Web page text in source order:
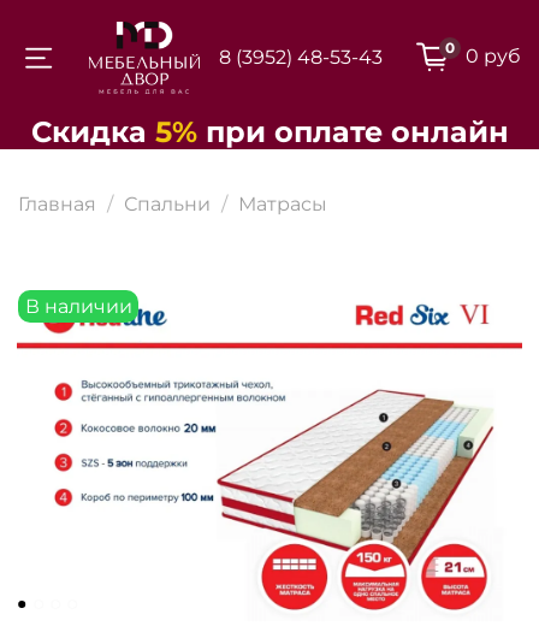
8 (3952) 48-53-43 0 0 руб
Скидка 5%при оплате онлайн
Главная Спальни Матрасы
В наличии
Для клиентов всех банков
Разбейте
Сегодня
Добавляйте товары
Оплачивайте сегодня только25% картой